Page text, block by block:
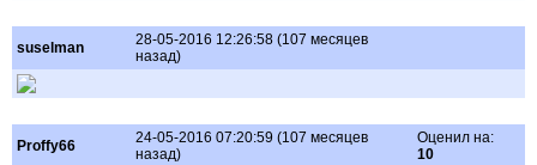
suselman
28-05-2016 12:26:58 (107 месяцев
назад)
Proffy66
24-05-2016 07:20:59 (107 месяцев
назад)
Оценил на:
10